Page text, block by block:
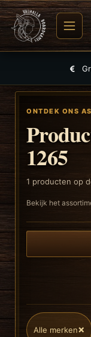
ONTDEK ONS
1265
1 producten op
Bekijk het
Alle merken×